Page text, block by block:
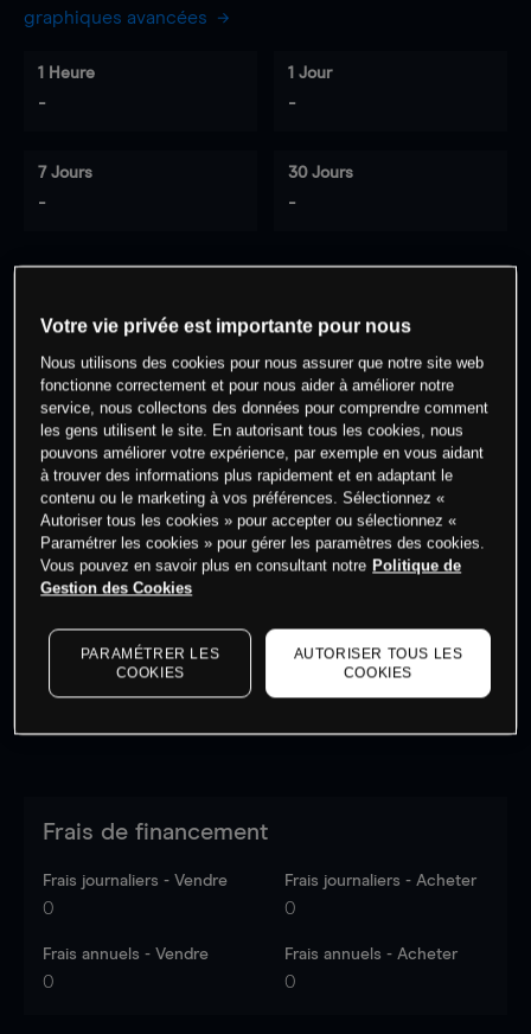
graphiques avancées
1 Heure
-
1 Jour
-
7 Jours
-
30 Jours
-
cet actif
Commencez à trader
Les prix sont indicatifs.Connectez-vous pour voir les
dernières données du marché.
Frais de financement
Frais journaliers - Vendre
0
Frais journaliers - Acheter
0
Frais annuels - Vendre
0
Frais annuels - Acheter
0
Votre vie privée est importante pour nous
Nous utilisons des cookies pour nous assurer que notre site web
fonctionne correctement et pour nous aider à améliorer notre
service, nous collectons des données pour comprendre comment
les gens utilisent le site. En autorisant tous les cookies, nous
pouvons améliorer votre expérience, par exemple en vous aidant
à trouver des informations plus rapidement et en adaptant le
contenu ou le marketing à vos préférences. Sélectionnez «
Autoriser tous les cookies » pour accepter ou sélectionnez «
Paramétrer les cookies » pour gérer les paramètres des cookies.
Vous pouvez en savoir plus en consultant notre Politique de
Gestion des Cookies
PARAMÉTRER LES
COOKIES
AUTORISER TOUS LES
COOKIES